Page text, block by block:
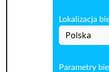
Lokalizacja
Polska
Parametry